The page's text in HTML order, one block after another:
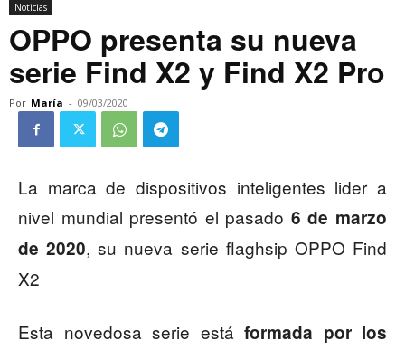
Noticias
OPPO presenta su nueva
serie Find X2 y Find X2 Pro
Por María - 09/03/2020
La marca de dispositivos inteligentes lider a
nivel mundial presentó el pasado 6 de marzo
de 2020, su nueva serie flaghsip OPPO Find
X2
Esta novedosa serie está formada por los